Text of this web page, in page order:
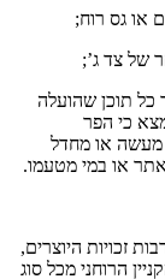
או גס רוח;
של צד ג’;
כל תוכן שהועלה
כי הפר
או מחדל
או במי מטעמו.
זכויות היוצרים,
הרוחני מכל סוג